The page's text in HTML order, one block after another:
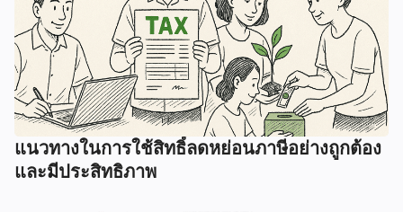
แนวทางในการใช้สิทธิ์ลดหย่อนภาษีอย่างถูกต้อง
และมีประสิทธิภาพ